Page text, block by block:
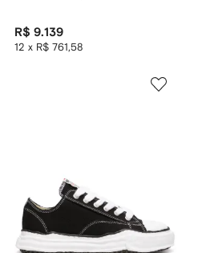
R$ 9.139
12 x R$ 761,58